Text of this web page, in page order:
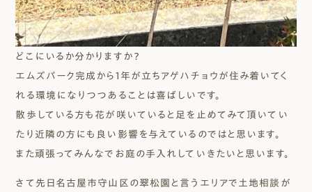
どこにいるか分かりますか？
エムズパーク完成から1年が立ちアゲハチョウが住み着いてく
れる環境になりつつあることは喜ばしいです。
散歩している方も花が咲いていると足を止めてみて頂いてい
たり近隣の方にも良い影響を与えているのではと思います。
また頑張ってみんなでお庭の手入れしていきたいと思います。
さて先日名古屋市守山区の翠松園と言うエリアで土地相談が